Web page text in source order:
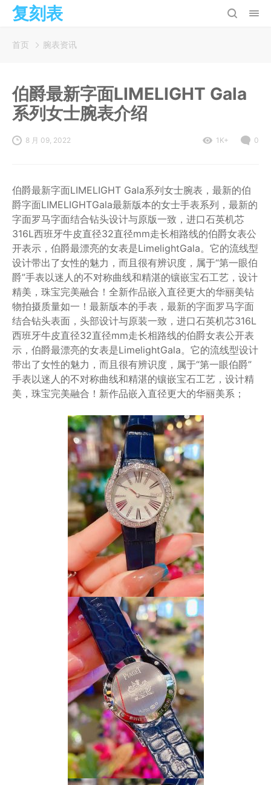
复刻表
首页 腕表资讯
伯爵最新字面LIMELIGHT Gala
系列女士腕表介绍
8 月 09, 2022 1K+ 0
伯爵最新字面LIMELIGHT Gala系列女士腕表，最新的伯
爵字面LIMELIGHTGala最新版本的女士手表系列，最新的
字面罗马字面结合钻头设计与原版一致，进口石英机芯
316L西班牙牛皮直径32直径mm走长相路线的伯爵女表公
开表示，伯爵最漂亮的女表是LimelightGala。它的流线型
设计带出了女性的魅力，而且很有辨识度，属于“第一眼伯
爵”手表以迷人的不对称曲线和精湛的镶嵌宝石工艺，设计
精美，珠宝完美融合！全新作品嵌入直径更大的华丽美钻
物拍摄质量如一！最新版本的手表，最新的字面罗马字面
结合钻头表面，头部设计与原装一致，进口石英机芯316L
西班牙牛皮直径32直径mm走长相路线的伯爵女表公开表
示，伯爵最漂亮的女表是LimelightGala。它的流线型设计
带出了女性的魅力，而且很有辨识度，属于“第一眼伯爵”
手表以迷人的不对称曲线和精湛的镶嵌宝石工艺，设计精
美，珠宝完美融合！新作品嵌入直径更大的华丽美系；